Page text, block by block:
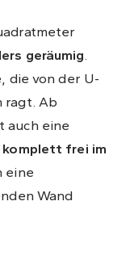
geräumig
die von der U-
ragt. Ab
auch eine
frei im
eine
Wand